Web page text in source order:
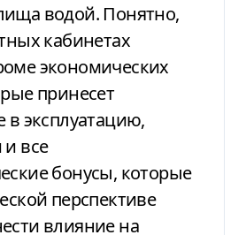
водой. Понятно,
кабинетах
экономических
принесет
в эксплуатацию,
и все
бонусы, которые
перспективе
влияние на